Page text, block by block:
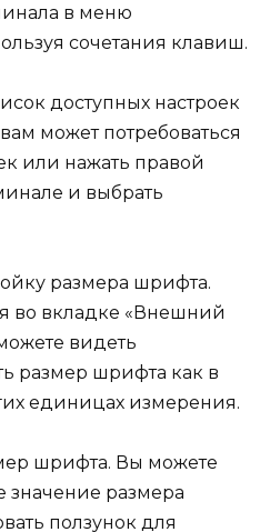
в меню
сочетания клавиш.
доступных настроек
может потребоваться
или нажать правой
и выбрать
размера шрифта.
во вкладке «Внешний
видеть
размер шрифта как в
единицах измерения.
шрифта. Вы можете
значение размера
ползунок для